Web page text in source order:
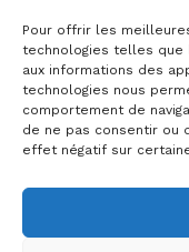
Pour offrir les
technologies telles
aux informations des
technologies nous
comportement de
de ne pas consentir ou
effet négatif sur
Mentions légales
Politique de
Foire aux